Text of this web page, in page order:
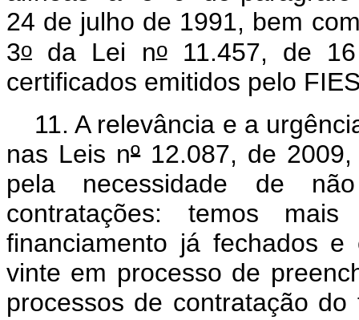
24 de julho de 1991, bem
3o da Lei no11.457, de 16
certificados emitidos pelo
11. A relevância e a
nas Leis nº12.087, de
pela necessidade de
contratações: temos
financiamento já fechados
vinte em processo de
processos de contratação